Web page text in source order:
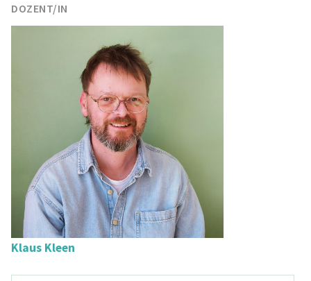
DOZENT/IN
Klaus Kleen